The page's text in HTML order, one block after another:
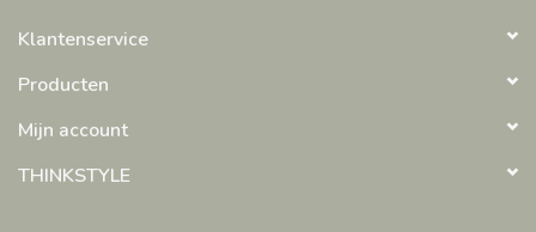
Klantenservice
Producten
Mijn account
THINKSTYLE